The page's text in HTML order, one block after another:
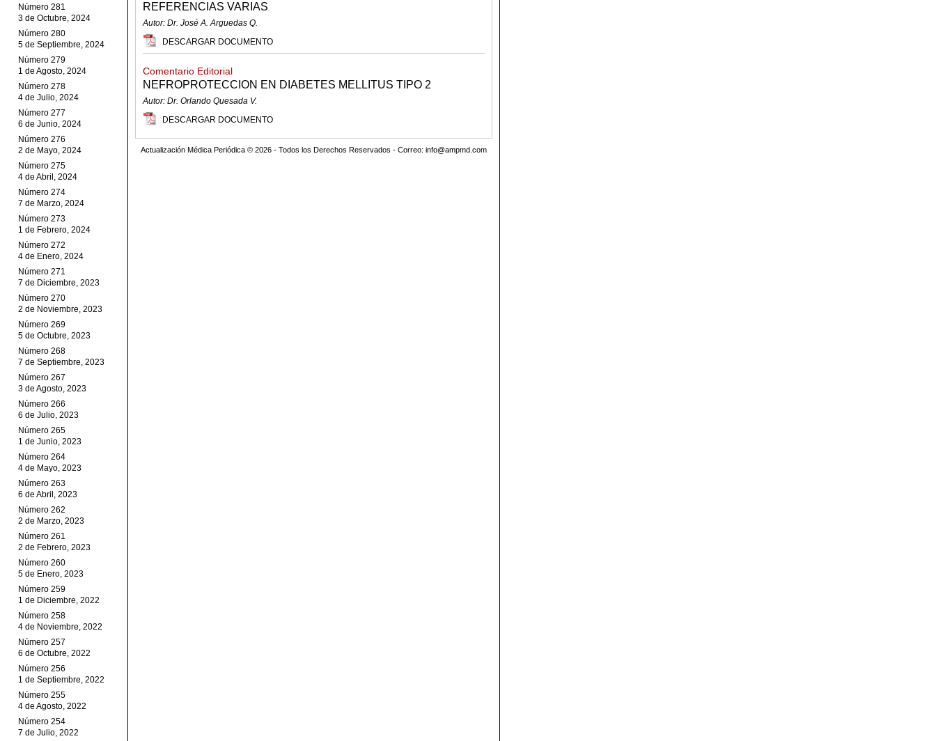
Número 281
3 de Octubre, 2024
Número 280
5 de Septiembre, 2024
Número 279
1 de Agosto, 2024
Número 278
4 de Julio, 2024
Número 277
6 de Junio, 2024
Número 276
2 de Mayo, 2024
Número 275
4 de Abril, 2024
Número 274
7 de Marzo, 2024
Número 273
1 de Febrero, 2024
Número 272
4 de Enero, 2024
Número 271
7 de Diciembre, 2023
Número 270
2 de Noviembre, 2023
Número 269
5 de Octubre, 2023
Número 268
7 de Septiembre, 2023
Número 267
3 de Agosto, 2023
Número 266
6 de Julio, 2023
Número 265
1 de Junio, 2023
Número 264
4 de Mayo, 2023
Número 263
6 de Abril, 2023
Número 262
2 de Marzo, 2023
Número 261
2 de Febrero, 2023
Número 260
5 de Enero, 2023
Número 259
1 de Diciembre, 2022
Número 258
4 de Noviembre, 2022
Número 257
6 de Octubre, 2022
Número 256
1 de Septiembre, 2022
Número 255
4 de Agosto, 2022
Número 254
7 de Julio, 2022
REFERENCIAS VARIAS
Autor: Dr. José A. Arguedas Q.
DESCARGAR DOCUMENTO
Comentario Editorial
NEFROPROTECCION EN DIABETES MELLITUS TIPO 2
Autor: Dr. Orlando Quesada V.
DESCARGAR DOCUMENTO
Actualización Médica Periódica © 2026 - Todos los Derechos Reservados - Correo: info@ampmd.com